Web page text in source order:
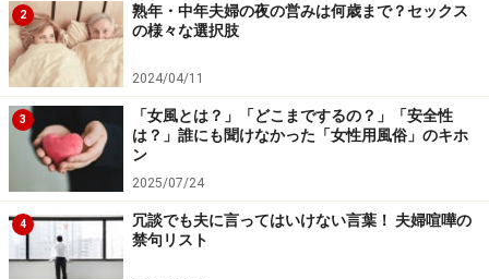
い」というだんな様の願望が現れがちなこのアイテム。
「服ならたくさんあっても困らないし無難でしょ。いつ
か着る時もあるんじゃないの？」と思っているだんな
様。
服は「無難な」アイテムどころか、最も贈るのが難しい
アイテムです。その証拠に、どんなに贈り物好きの女性
でも、どんなに親しい間柄にあっても女同士で服を贈る
2
熟年・中年夫婦の夜の営みは何歳まで？セックス
の様々な選択肢
2024/04/11
3
「女風とは？」「どこまでするの？」「安全性
は？」誰にも聞けなかった「女性用風俗」のキホ
ン
2025/07/24
4
冗談でも夫に言ってはいけない言葉！ 夫婦喧嘩の
禁句リスト